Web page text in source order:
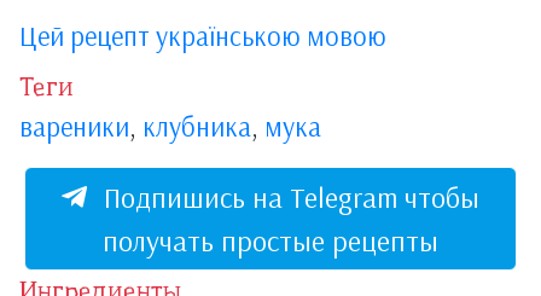
Цей рецепт українською мовою
Теги
вареники, клубника, мука
Подпишись на Telegram чтобы
получать простые рецепты